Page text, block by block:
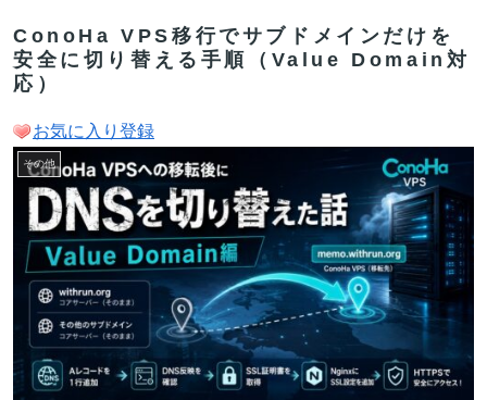
ConoHa VPS移行でサブドメインだけを
安全に切り替える手順（Value Domain対
応）
お気に入り登録
その他